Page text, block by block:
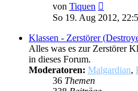
von Tiquen
Beitrag
So 19. Aug 2012,
Klassen - Zerstörer
Alles was es zur Zerstörer
in dieses Forum.
Moderatoren: Malgardian,
36 Themen